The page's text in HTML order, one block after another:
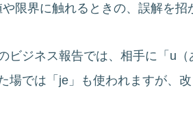
限界に触れるときの、誤解を招
ビジネス報告では、相手に「u
場では「je」も使われますが、